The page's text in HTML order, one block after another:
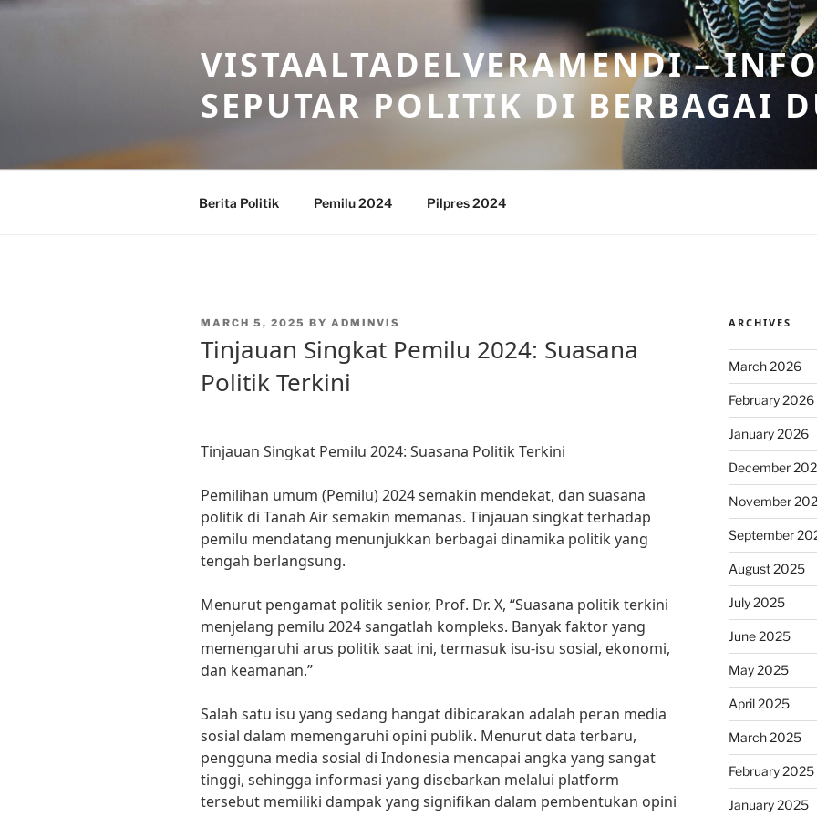
Skip
VISTAALTADELVERAMENDI –
SEPUTAR POLITIK DI BERBAGAI
Berita Politik Pemilu 2024 Pilpres 2024
POSTED
MARCH 5, 2025 BY ADMINVIS
Tinjauan Singkat Pemilu 2024: Suasana
Politik Terkini
Tinjauan Singkat Pemilu 2024: Suasana Politik Terkini
Pemilihan umum (Pemilu) 2024 semakin mendekat, dan suasana
politik di Tanah Air semakin memanas. Tinjauan singkat terhadap
pemilu mendatang menunjukkan berbagai dinamika politik yang
tengah berlangsung.
Menurut pengamat politik senior, Prof. Dr. X, “Suasana politik terkini
menjelang pemilu 2024 sangatlah kompleks. Banyak faktor yang
memengaruhi arus politik saat ini, termasuk isu-isu sosial, ekonomi,
dan keamanan.”
Salah satu isu yang sedang hangat dibicarakan adalah peran media
sosial dalam memengaruhi opini publik. Menurut data terbaru,
pengguna media sosial di Indonesia mencapai angka yang sangat
tinggi, sehingga informasi yang disebarkan melalui platform
tersebut memiliki dampak yang signifikan dalam pembentukan opini
ARCHIVES
March 2026
February 2026
January 2026
December
November
September
August 2025
July 2025
June 2025
May 2025
April 2025
March 2025
February 2025
January 2025